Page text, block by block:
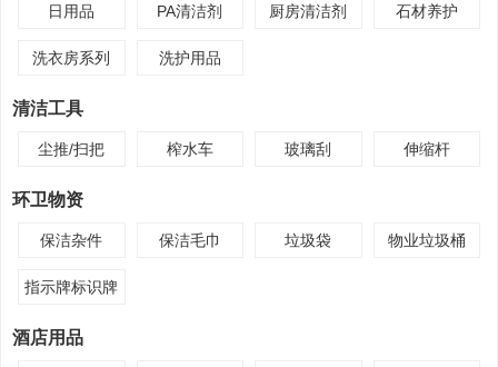
日用品 PA清洁剂 厨房清洁剂 石材养护
洗衣房系列 洗护用品
清洁工具
尘推/扫把 榨水车 玻璃刮 伸缩杆
环卫物资
保洁杂件 保洁毛巾 垃圾袋 物业垃圾桶
指示牌标识牌
酒店用品